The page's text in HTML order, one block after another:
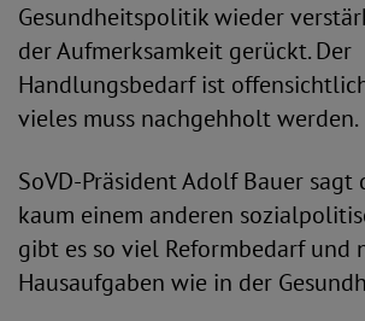
Gesundheitspolitik wieder
der Aufmerksamkeit gerückt. Der
Handlungsbedarf ist
vieles muss nachgehholt werden.
SoVD-Präsident Adolf Bauer sagt
kaum einem anderen
gibt es so viel Reformbedarf und
Hausaufgaben wie in der